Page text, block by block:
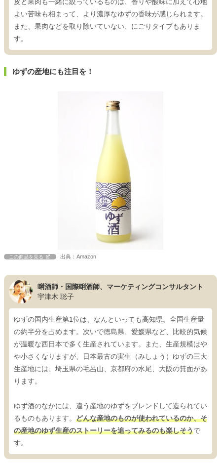
皮と果肉も一緒に絞っているものは、香りや酸味に加えて心地
よい苦味も相まって、より濃厚なゆずの香味が感じられます。
また、果肉などを取り除いていない、にごりタイプもありま
す。
ゆずの産地にも注目を！
この商品を見る 出典：Amazon
唎酒師・国際唎酒師、マーケティングコンサルタント
宇津木 聡子
ゆずの国内生産第1位は、なんといっても高知県。全国生産量
の約半分を占めます。次いで徳島県、愛媛県など、比較的気候
が温暖な西日本で多く生産されています。また、生産規模はや
や小さくなりますが、日本最古の実生（みしょう）ゆずの三大
生産地には、埼玉県の毛呂山、京都府の水尾、大阪の箕面があ
ります。
ゆず酒のなかには、違う産地のゆずをブレンドして造られてい
るものもあります。 どんな産地のものが使われているのか、そ
の産地のゆず生産のストーリーを追ってみるのも楽しそうで
す。